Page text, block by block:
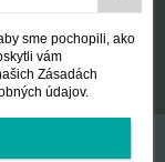
sme pochopili, ako
vám
Zásadách
údajov.